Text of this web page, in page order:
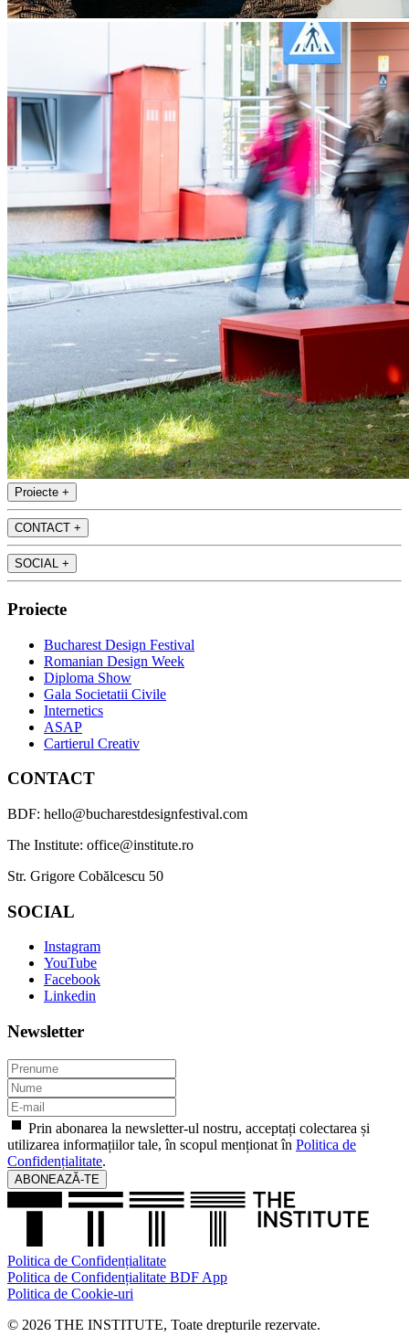
Proiecte +
CONTACT +
SOCIAL +
Proiecte
Bucharest Design Festival
Romanian Design Week
Diploma Show
Gala Societatii Civile
Internetics
ASAP
Cartierul Creativ
CONTACT
BDF: hello@bucharestdesignfestival.com
The Institute: office@institute.ro
Str. Grigore Cobălcescu 50
SOCIAL
Instagram
YouTube
Facebook
Linkedin
Newsletter
Prin abonarea la newsletter-ul nostru, acceptați colectarea și
utilizarea informațiilor tale, în scopul menționat în Politica de
Confidențialitate.
ABONEAZĂ-TE
Politica de Confidențialitate
Politica de Confidențialitate BDF App
Politica de Cookie-uri
© 2026 THE INSTITUTE, Toate drepturile rezervate.